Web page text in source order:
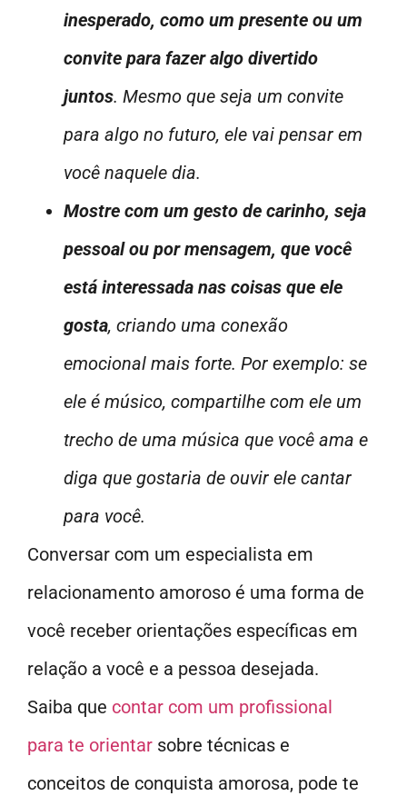
inesperado, como um presente ou um
convite para fazer algo divertido
juntos. Mesmo que seja um convite
para algo no futuro, ele vai pensar em
você naquele dia.
Mostre com um gesto de carinho, seja
pessoal ou por mensagem, que você
está interessada nas coisas que ele
gosta, criando uma conexão
emocional mais forte. Por exemplo: se
ele é músico, compartilhe com ele um
trecho de uma música que você ama e
diga que gostaria de ouvir ele cantar
para você.
Conversar com um especialista em
relacionamento amoroso é uma forma de
você receber orientações específicas em
relação a você e a pessoa desejada.
Saiba que contar com um profissional
para te orientar sobre técnicas e
conceitos de conquista amorosa, pode te